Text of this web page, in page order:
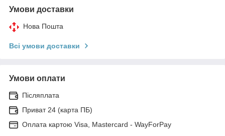
Умови доставки
Нова Пошта
Всі умови доставки
Умови оплати
Післяплата
Приват 24 (карта ПБ)
Оплата картою Visa, Mastercard - WayForPay